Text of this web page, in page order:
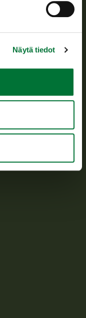
Näytä tiedot